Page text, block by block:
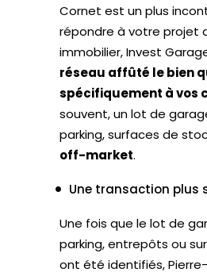
Cornet est un plus
répondre à votre projet
immobilier, Invest
réseau affûté le bien
spécifiquement à vos
souvent, un lot de
parking, surfaces de
off-market.
Une transaction plus
Une fois que le lot de
parking, entrepôts ou
ont été identifiés,